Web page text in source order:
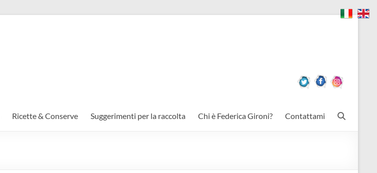
Ricette & Conserve Suggerimenti per la raccolta Chi è Federica Gironi? Contattami